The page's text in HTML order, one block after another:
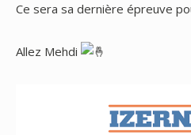
Ce sera sa dernière épreuve
Allez Mehdi